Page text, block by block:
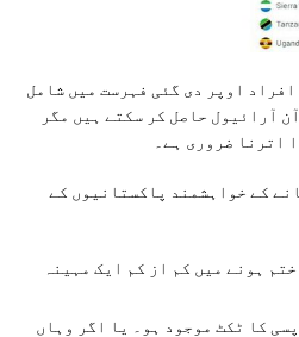
اوپر دی گئی فہرست میں شامل
آن آرائیول حاصل کر سکتے ہیں مگر
اترنا ضروری ہے۔
کے خواہشمند پاکستانیوں کے
ہونے میں کم از کم ایک مہینہ
کا ٹکٹ موجود ہو۔ یا اگر وہاں